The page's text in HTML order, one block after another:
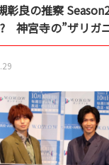
彰良の推察
神宮寺の”ザリガ